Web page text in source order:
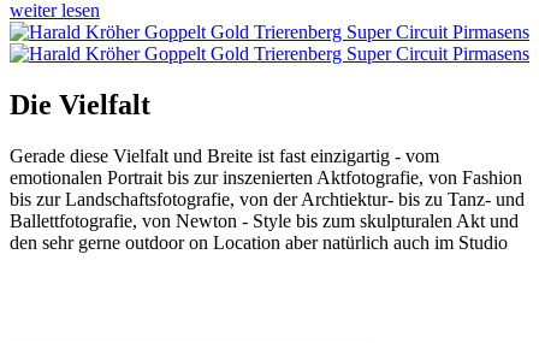
weiter lesen
Die Vielfalt
Gerade diese Vielfalt und Breite ist fast einzigartig - vom
emotionalen Portrait bis zur inszenierten Aktfotografie, von Fashion
bis zur Landschaftsfotografie, von der Archtiektur- bis zu Tanz- und
Ballettfotografie, von Newton - Style bis zum skulpturalen Akt und
den sehr gerne outdoor on Location aber natürlich auch im Studio